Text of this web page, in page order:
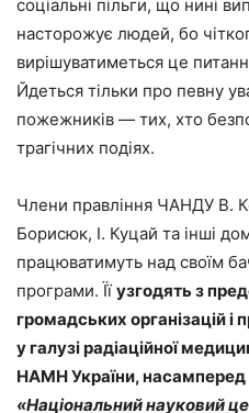
соціальні пільги, що нині
насторожує людей, бо
вирішуватиметься це
Йдеться тільки про певну
пожежників — тих, хто
трагічних подіях.
Члени правління ЧАНДУ В.
Борисюк, І. Куцай та інші
працюватимуть над своїм
програми. Її узгодять з
громадських організацій і
у галузі радіаційної
НАМН України,
«Національний науковий